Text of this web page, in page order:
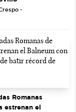
-
Romanas
estrenan el